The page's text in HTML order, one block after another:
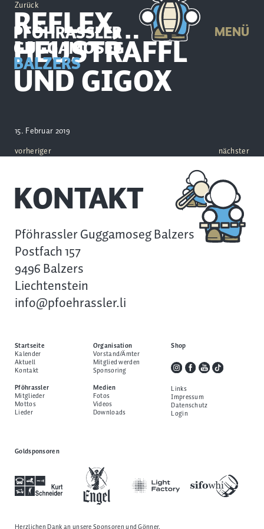
PFÖHRASSLER
GUGGAMOSEG
BALZERS
MENÜ
Zurück
REFLEX,
HEUSTRÄFFL
UND GIGOX
15. Februar 2019
vorheriger
nächster
KONTAKT
Pföhrassler Guggamoseg Balzers
Postfach 157
9496 Balzers
Liechtenstein
info@pfoehrassler.li
Startseite
Kalender
Aktuell
Kontakt
Pföhrassler
Mitglieder
Mottos
Lieder
Organisation
Vorstand/Ämter
Mitglied werden
Sponsoring
Medien
Fotos
Videos
Downloads
Shop
Links
Impressum
Datenschutz
Login
Goldsponsoren